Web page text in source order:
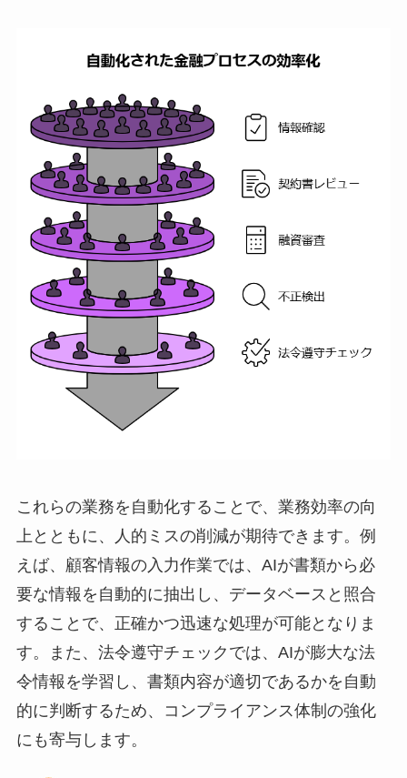
これらの業務を自動化することで、業務効率の向
上とともに、人的ミスの削減が期待できます。例
えば、顧客情報の入力作業では、AIが書類から必
要な情報を自動的に抽出し、データベースと照合
することで、正確かつ迅速な処理が可能となりま
す。また、法令遵守チェックでは、AIが膨大な法
令情報を学習し、書類内容が適切であるかを自動
的に判断するため、コンプライアンス体制の強化
にも寄与します。